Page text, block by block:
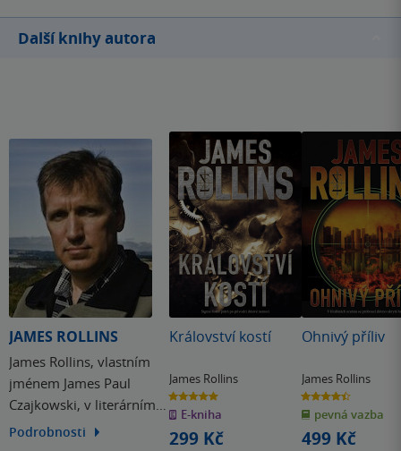
Další knihy autora
JAMES ROLLINS
James Rollins, vlastním
jménem James Paul
Czajkowski, v literárním
světě též někdy
Podrobnosti
Království kostí
James Rollins
5.0
z
5
hvězdiček
E-kniha
299 Kč
Ohnivý příliv
James Rollins
4.4
z
5
hvězdiček
pevná vazba
499 Kč